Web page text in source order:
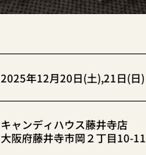
2025年12月20日(土),21日(日)
キャンディハウス藤井寺店
大阪府藤井寺市岡２丁目10-11